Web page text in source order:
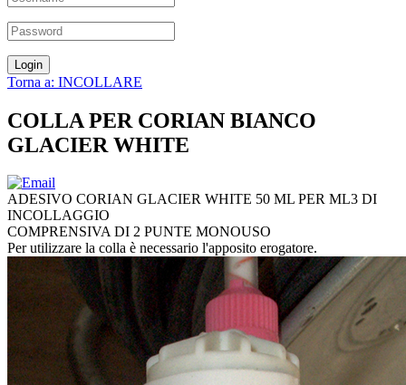
Torna a: INCOLLARE
COLLA PER CORIAN BIANCO
GLACIER WHITE
ADESIVO CORIAN GLACIER WHITE 50 ML PER ML3 DI
INCOLLAGGIO
COMPRENSIVA DI 2 PUNTE MONOUSO
Per utilizzare la colla è necessario l'apposito erogatore.